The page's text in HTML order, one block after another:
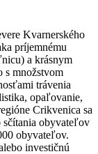
Kvarnerského
príjemnému
a krásnym
s množstvom
trávenia
opaľovanie,
Crikvenica sa
sčítania obyvateľov
obyvateľov.
investičnú